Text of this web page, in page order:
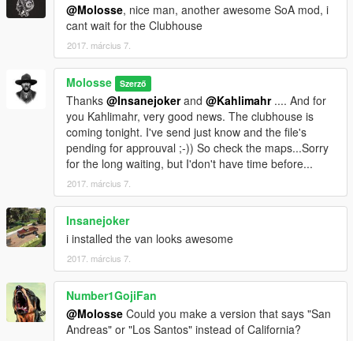
@Molosse, nice man, another awesome SoA mod, i
cant wait for the Clubhouse
2017. március 7.
Molosse Szerző
Thanks @Insanejokerand @Kahlimahr.... And for
you Kahlimahr, very good news. The clubhouse is
coming tonight. I've send just know and the file's
pending for approuval ;-)) So check the maps...Sorry
for the long waiting, but I'don't have time before...
2017. március 7.
Insanejoker
i installed the van looks awesome
2017. március 7.
Number1GojiFan
@Molosse Could you make a version that says "San
Andreas" or "Los Santos" instead of California?